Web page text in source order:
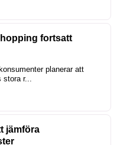
fortsatt
planerar att
r...
jämföra